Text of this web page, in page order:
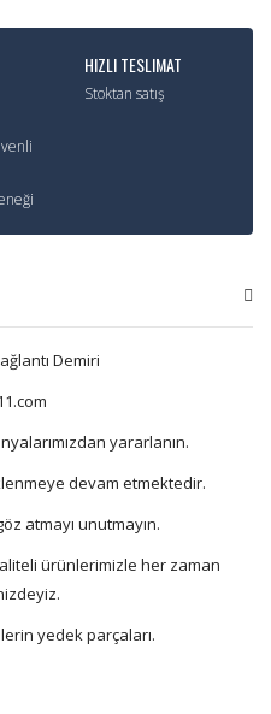
HIZLI TESLIMAT
Stoktan satış
Demiri
yararlanın.
devam etmektedir.
atmayı unutmayın.
ürünlerimizle her zaman
yedek parçaları.